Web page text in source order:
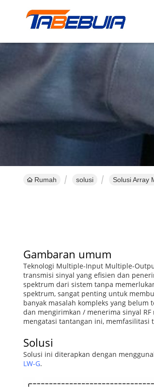
Rumah solusi Solusi Array
Gambaran umum
Teknologi Multiple-Input Multiple-
transmisi sinyal yang efisien dan
spektrum dari sistem tanpa
spektrum, sangat penting untuk
banyak masalah kompleks yang
dan mengirimkan / menerima sinyal
mengatasi tantangan ini,
Solusi
Solusi ini diterapkan dengan
LW-G.